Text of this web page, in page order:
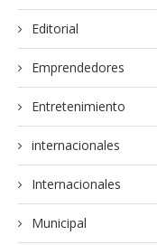
Editorial
Emprendedores
Entretenimiento
internacionales
Internacionales
Municipal